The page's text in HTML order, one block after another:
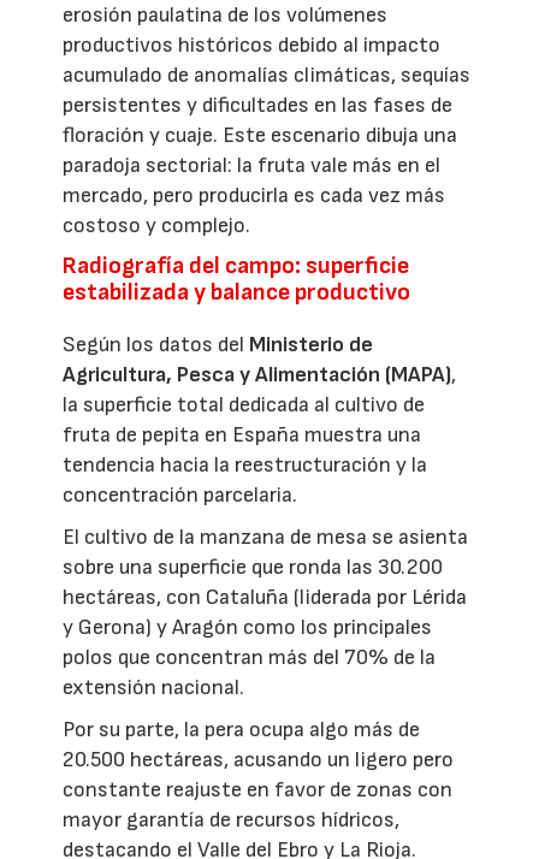
erosión paulatina de los volúmenes
productivos históricos debido al impacto
acumulado de anomalías climáticas, sequías
persistentes y dificultades en las fases de
floración y cuaje. Este escenario dibuja una
paradoja sectorial: la fruta vale más en el
mercado, pero producirla es cada vez más
costoso y complejo.
Radiografía del campo: superficie
estabilizada y balance productivo
Según los datos del Ministerio de
Agricultura, Pesca y Alimentación (MAPA),
la superficie total dedicada al cultivo de
fruta de pepita en España muestra una
tendencia hacia la reestructuración y la
concentración parcelaria.
El cultivo de la manzana de mesa se asienta
sobre una superficie que ronda las 30.200
hectáreas, con Cataluña (liderada por Lérida
y Gerona) y Aragón como los principales
polos que concentran más del 70% de la
extensión nacional.
Por su parte, la pera ocupa algo más de
20.500 hectáreas, acusando un ligero pero
constante reajuste en favor de zonas con
mayor garantía de recursos hídricos,
destacando el Valle del Ebro y La Rioja.